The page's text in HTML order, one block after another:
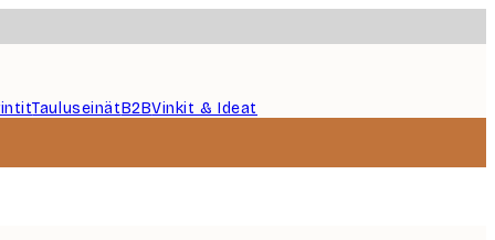
TauluseinätB2BVinkit & Ideat